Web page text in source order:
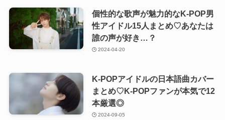
個性的な歌声が魅力的なK-POP男
性アイドル15人まとめ♡あなたは
誰の声が好き…？
2024-04-20
K-POPアイドルの日本語曲カバー
まとめ♡K-POPファンが本気で12
本厳選◎
2024-09-05